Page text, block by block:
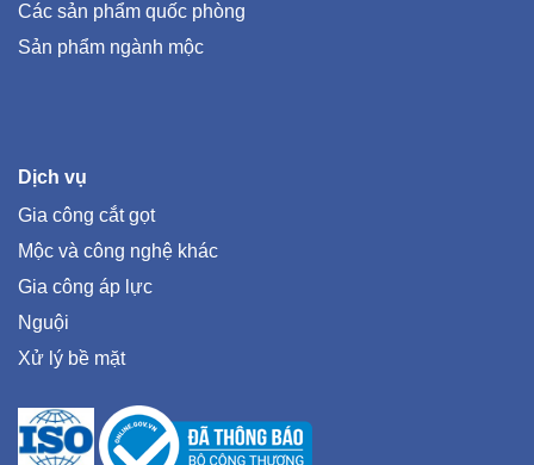
Các sản phẩm quốc phòng
Sản phẩm ngành mộc
Dịch vụ
Gia công cắt gọt
Mộc và công nghệ khác
Gia công áp lực
Nguội
Xử lý bề mặt